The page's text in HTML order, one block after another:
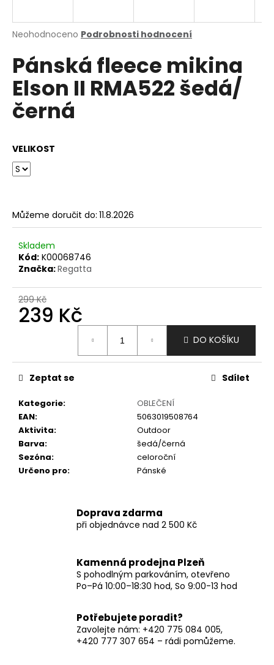
Průměrné
produktu
je
0,0
5
hvězdiček.
Neohodnoceno Podrobnosti hodnocení
Pánská fleece mikina
Elson II RMA522 šedá/
černá
VELIKOST
Můžeme doručit do: 11.8.2026
Skladem
Kód: K00068746
Značka:Regatta
299 Kč
239 Kč
DO KOŠÍKU
Kategorie:
OBLEČENÍ
EAN:
5063019508764
Aktivita:
Outdoor
Barva:
šedá/černá
Sezóna:
celoroční
Určeno pro: Pánské
Zeptat se Sdílet
Doprava zdarma
při objednávce nad 2 500 Kč
Kamenná prodejna Plzeň
S pohodlným parkováním, otevřeno
Po–Pá 10:00–18:30 hod, So 9:00-13 hod
Potřebujete poradit?
Zavolejte nám: +420 775 084 005,
+420 777 307 654 – rádi pomůžeme.
j
t
?
o
p
u
č
u